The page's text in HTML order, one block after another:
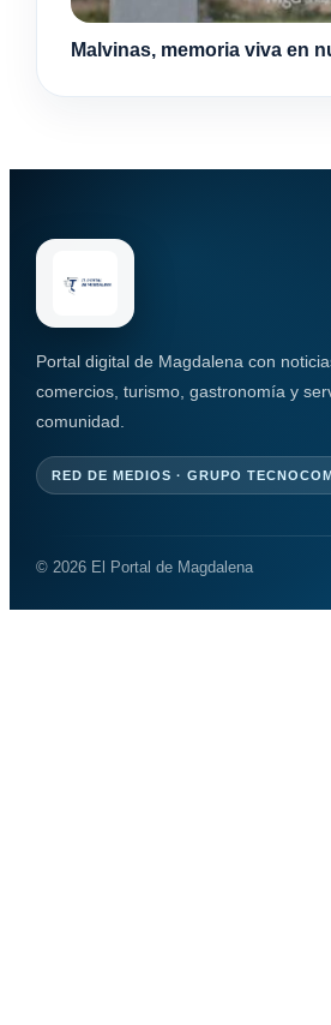
Malvinas, memoria viva en
Portal digital de Magdalena con
comercios, turismo, gastronomía y
comunidad.
RED DE MEDIOS · GRUPO
© 2026 El Portal de Magdalena